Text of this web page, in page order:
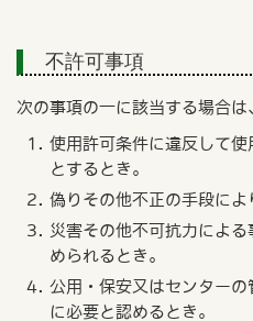
不許可事項
次の事項の一に該当する場合は
使用許可条件に違反して
とするとき。
偽りその他不正の手段によ
災害その他不可抗力によ
められるとき。
公用・保安又はセンター
に必要と認めるとき。